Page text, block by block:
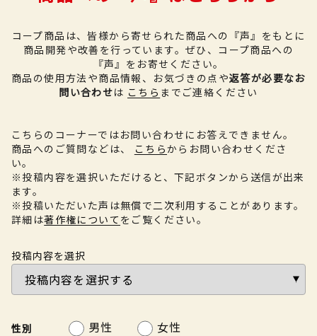
コープ商品は、皆様から寄せられた商品への『声』をもとに
商品開発や改善を行っています。 ぜひ、コープ商品への
『声』をお寄せください。
商品の使用方法や商品情報、お気づきの点や返答が必要なお
問い合わせは こちら までご連絡ください
こちらのコーナーではお問い合わせにお答えできません。
商品へのご質問などは、
こちらからお問い合わせくださ
い。
※投稿内容を選択いただけると、下記ボタンから送信が出来
ます。
※投稿いただいた声は無償で二次利用することがあります。
詳細は著作権について をご覧ください。
投稿内容を選択
性別 男性 女性